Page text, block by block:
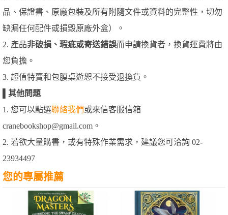
品、保證書、原廠包裝及所有附隨文件或資料的完整性，切勿
缺漏任何配件或損毀原廠外盒）。
2. 產品非破損、瑕疵或寄送錯誤而申請換貨者，換貨運費將由
您負擔。
3. 超值特賣和包膜桌遊恕不接受退換貨。
其他問題
1. 您可以點選聯絡我們或來信客服信箱
cranebookshop@gmail.com。
2. 若欲大量購書，或有特殊作業需求，建議您可洽詢 02-
23934497
您的專屬推薦